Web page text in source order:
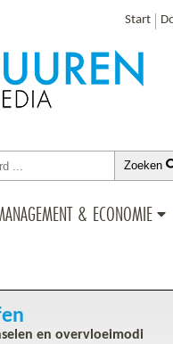
Start
Zoeken
& ECONOMIE
en overvloeimodi